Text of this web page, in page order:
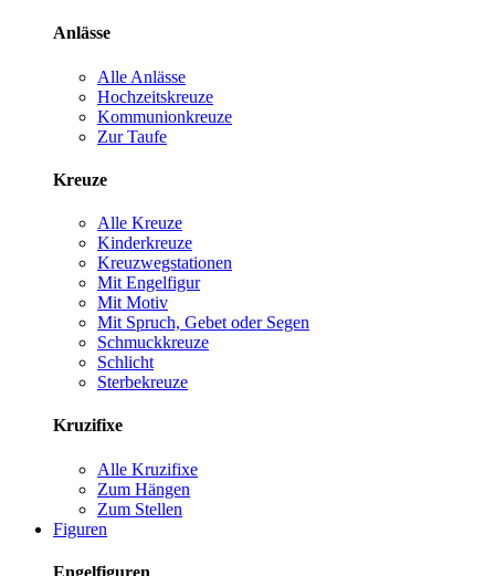
Anlässe
Alle Anlässe
Hochzeitskreuze
Kommunionkreuze
Zur Taufe
Kreuze
Alle Kreuze
Kinderkreuze
Kreuzwegstationen
Mit Engelfigur
Mit Motiv
Mit Spruch, Gebet oder Segen
Schmuckkreuze
Schlicht
Sterbekreuze
Kruzifixe
Alle Kruzifixe
Zum Hängen
Zum Stellen
Figuren
Engelfiguren